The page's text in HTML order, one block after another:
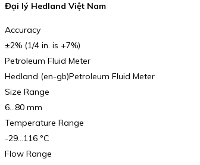
Đại lý Hedland Việt Nam
Accuracy
±2% (1/4 in. is +7%)
Petroleum Fluid Meter
Hedland (en-gb)Petroleum Fluid Meter
Size Range
6…80 mm
Temperature Range
-29…116 °C
Flow Range